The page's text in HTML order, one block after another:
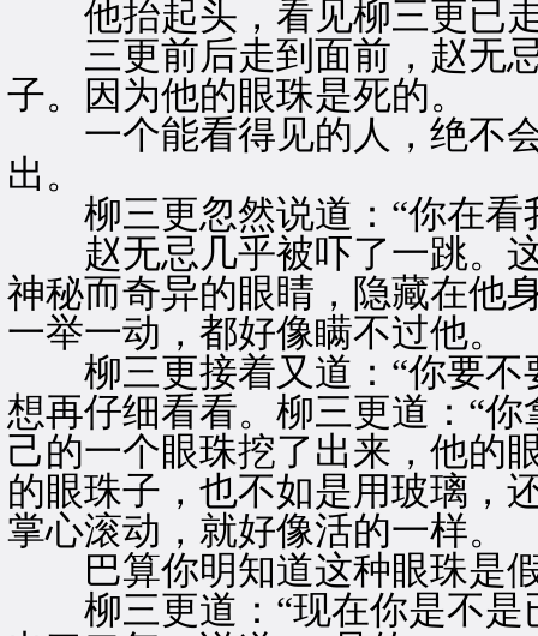
他抬起头，看见柳三更已
三更前后走到面前，赵无忌
子。因为他的眼珠是死的。
一个能看得见的人，绝不会
出。
柳三更忽然说道：“你在看
赵无忌几乎被吓了一跳。这
神秘而奇异的眼睛，隐藏在他
一举一动，都好像瞒不过他。
柳三更接着又道：“你要不
想再仔细看看。柳三更道：“
己的一个眼珠挖了出来，他的
的眼珠子，也不如是用玻璃，
掌心滚动，就好像活的一样。
巴算你明知道这种眼珠是假
柳三更道：“现在你是不是